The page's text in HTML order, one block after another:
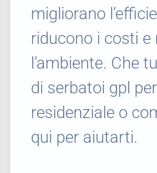
migliorano
riducono i costi
l’ambiente. Che
di serbatoi gpl
residenziale o
qui per aiutarti.